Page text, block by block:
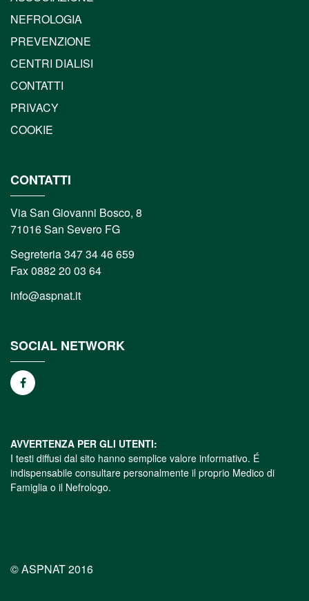
NEFROLOGIA
PREVENZIONE
CENTRI DIALISI
CONTATTI
PRIVACY
COOKIE
CONTATTI
Via San Giovanni Bosco, 8
71016 San Severo FG
Segreteria 347 34 46 659
Fax 0882 20 03 64
info@aspnat.it
SOCIAL NETWORK
AVVERTENZA PER GLI UTENTI:
I testi diffusi dal sito hanno semplice valore informativo. É
indispensabile consultare personalmente il proprio Medico di
Famiglia o il Nefrologo.
© ASPNAT 2016